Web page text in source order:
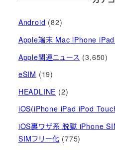
Android (82)
Apple端末 Mac iPhone iPad
Apple関連ニュース (3,650)
eSIM (19)
HEADLINE (2)
iOS(iPhone iPad iPod
iOS裏ワザ系 脱獄 iPhone
SIMフリー化 (775)